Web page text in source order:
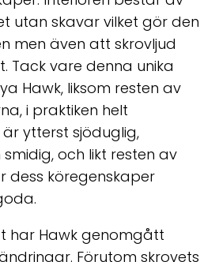
utan skavar vilket gör den
men även att skrovljud
Tack vare denna unika
Hawk, liksom resten av
i praktiken helt
ytterst sjöduglig,
och likt resten av
dess köregenskaper
har Hawk genomgått
Förutom skrovets